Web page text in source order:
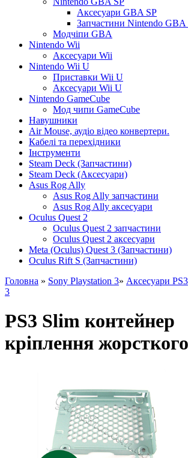
Аксесуари GBA SP
Запчастини Nintendo GBA
Модчіпи GBA
Nintendo Wii
Аксесуари Wii
Nintendo Wii U
Приставки Wii U
Аксесуари Wii U
Nintendo GameCube
Мод чипи GameCube
Навушники
Air Mouse, аудіо відео конвертери.
Кабелі та перехідники
Інструменти
Steam Deck (Запчастини)
Steam Deck (Аксесуари)
Asus Rog Ally
Asus Rog Ally запчастини
Asus Rog Ally аксесуари
Oculus Quest 2
Oculus Quest 2 запчастини
Oculus Quest 2 аксесуари
Meta (Oculus) Quest 3 (Запчастини)
Oculus Rift S (Запчастини)
Головна » Sony Playstation 3» Аксесуари PS3
3
PS3 Slim контейнер
кріплення